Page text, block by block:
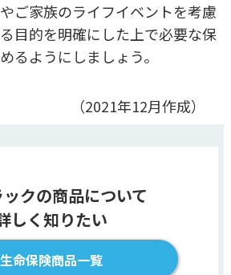
ご家族のライフイベントを考慮
目的を明確にした上で必要な保
るようにしましょう。
（2021年12月作成）
クの商品について
しく知りたい
生命保険商品一覧